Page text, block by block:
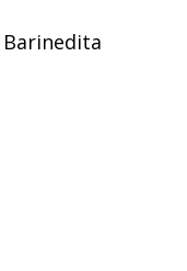
Barinedita